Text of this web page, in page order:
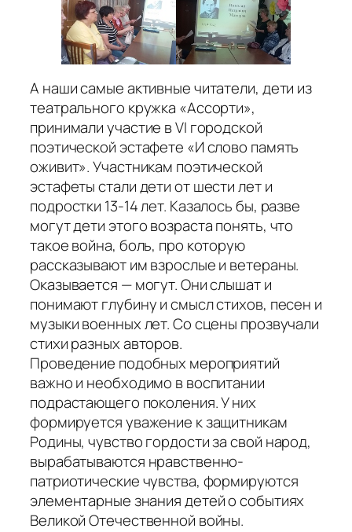
А наши самые активные читатели, дети из
театрального кружка «Ассорти»,
принимали участие в VI городской
поэтической эстафете «И слово память
оживит». Участникам поэтической
эстафеты стали дети от шести лет и
подростки 13-14 лет. Казалось бы, разве
могут дети этого возраста понять, что
такое война, боль, про которую
рассказывают им взрослые и ветераны.
Оказывается — могут. Они слышат и
понимают глубину и смысл стихов, песен и
музыки военных лет. Со сцены прозвучали
стихи разных авторов.
Проведение подобных мероприятий
важно и необходимо в воспитании
подрастающего поколения. У них
формируется уважение к защитникам
Родины, чувство гордости за свой народ,
вырабатываются нравственно-
патриотические чувства, формируются
элементарные знания детей о событиях
Великой Отечественной войны.